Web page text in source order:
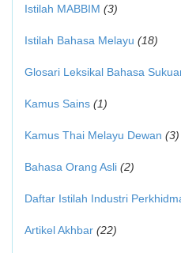
Istilah MABBIM (3)
Istilah Bahasa Melayu (18)
Glosari Leksikal Bahasa
Kamus Sains (1)
Kamus Thai Melayu Dewan (3)
Bahasa Orang Asli (2)
Daftar Istilah Industri
Artikel Akhbar (22)